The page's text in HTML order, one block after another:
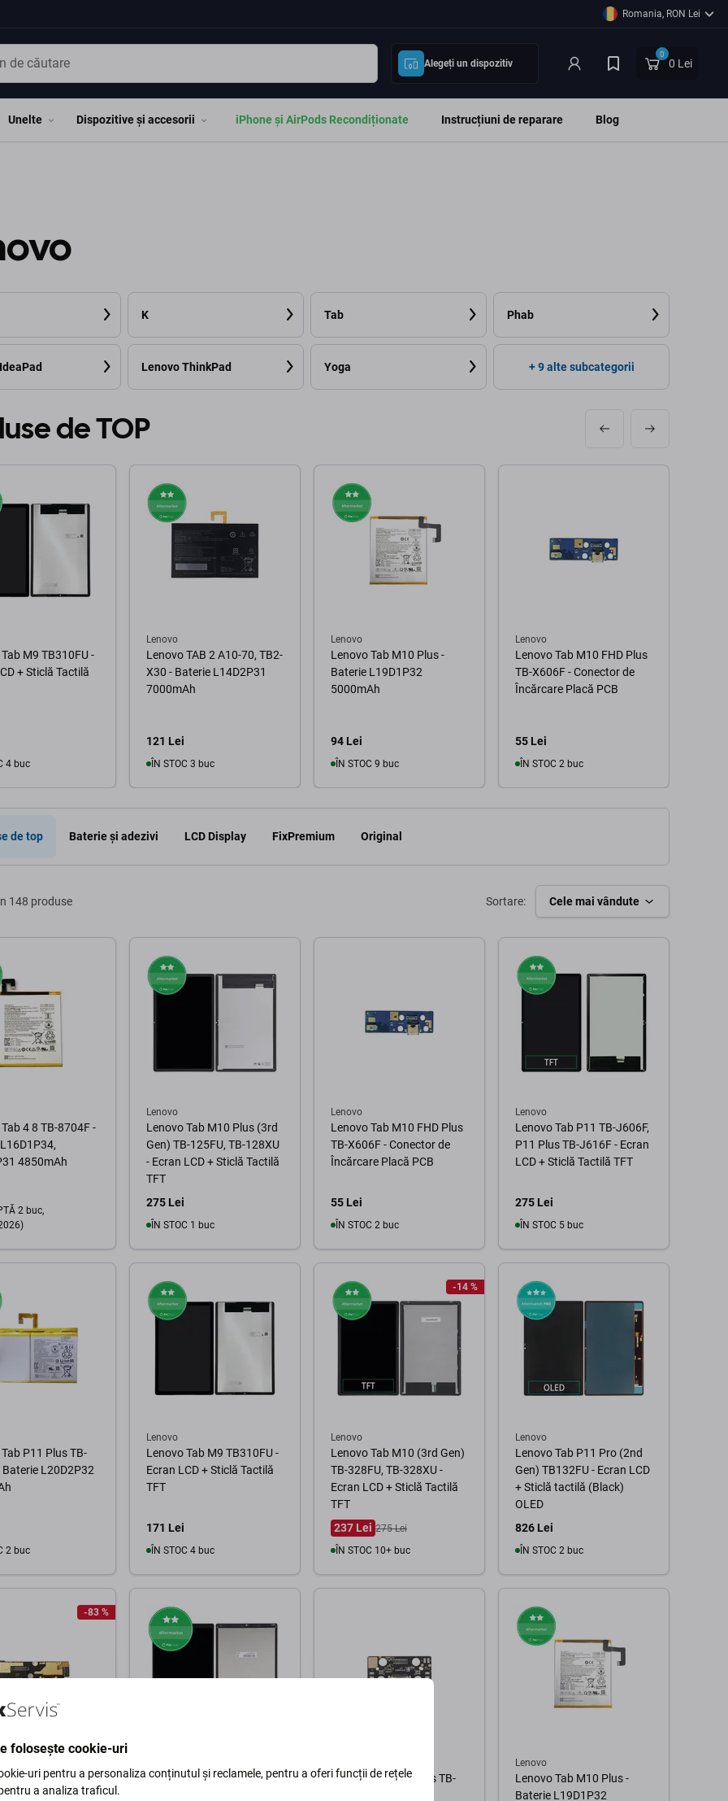
Romania, RON Lei
Alegeți un dispozitiv
0
0 Lei
Unelte Dispozitive și accesorii iPhone și AirPods Recondiționate Instrucțiuni de reparare Blog
K Tab Phab
Lenovo ThinkPad Yoga + 9 alte subcategorii
de TOP
M9 TB310FU -
+ Sticlă Tactilă
4 buc
În coș
Lenovo
Lenovo TAB 2 A10-70, TB2-
X30 - Baterie L14D2P31
7000mAh
121 Lei
ÎN STOC 3 buc
În coș
Lenovo
Lenovo Tab M10 Plus -
Baterie L19D1P32
5000mAh
94 Lei
ÎN STOC 9 buc
În coș
Lenovo
Lenovo Tab M10 FHD Plus
TB-X606F - Conector de
Încărcare Placă PCB
55 Lei
ÎN STOC 2 buc
În coș
de top Baterie și adezivi LCD Display FixPremium Original
148 produse Sortare: Cele mai vândute
4 8 TB-8704F -
4850mAh
2 buc,
În coș
Lenovo
Lenovo Tab M10 Plus (3rd
Gen) TB-125FU, TB-128XU
- Ecran LCD + Sticlă Tactilă
TFT
275 Lei
ÎN STOC 1 buc
Lenovo
Lenovo Tab M10 FHD Plus
TB-X606F - Conector de
Încărcare Placă PCB
55 Lei
ÎN STOC 2 buc
Lenovo
Lenovo Tab P11 TB-J606F,
P11 Plus TB-J616F - Ecran
LCD + Sticlă Tactilă TFT
275 Lei
ÎN STOC 5 buc
P11 Plus TB-
L20D2P32
2 buc
Lenovo
Lenovo Tab M9 TB310FU -
Ecran LCD + Sticlă Tactilă
TFT
171 Lei
ÎN STOC 4 buc
-14 %
Lenovo
Lenovo Tab M10 (3rd Gen)
TB-328FU, TB-328XU -
Ecran LCD + Sticlă Tactilă
TFT
237 Lei 275 Lei
ÎN STOC 10+ buc
Lenovo
Lenovo Tab P11 Pro (2nd
Gen) TB132FU - Ecran LCD
+ Sticlă tactilă (Black)
OLED
826 Lei
ÎN STOC 2 buc
-83 %
P2a42 -
de Încărcare +
Lenovo Tab M10 TB-X306 -
Lenovo Tab P11 Plus TB-
Lenovo
Lenovo Tab M10 Plus -
Baterie L19D1P32
folosește cookie-uri
uri pentru a personaliza conținutul și reclamele, pentru a oferi funcții de rețele
a analiza traficul.